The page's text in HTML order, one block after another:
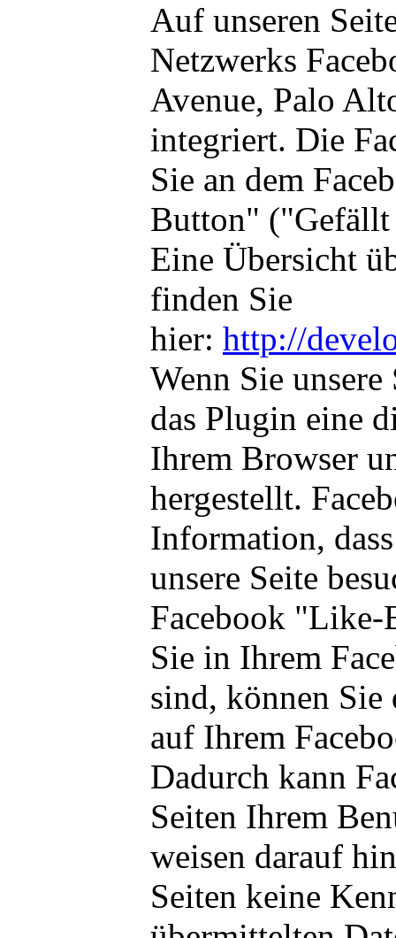
Auf unseren
Netzwerks
Avenue, Palo
integriert. Die
Sie an dem
Button" ("Gefällt
Eine Übersicht
finden Sie
hier: http://
Wenn Sie
das Plugin eine
Ihrem Browser
hergestellt.
Information,
unsere Seite
Facebook
Sie in Ihrem
sind, können Sie
auf Ihrem
Dadurch kann
Seiten Ihrem
weisen darauf
Seiten keine